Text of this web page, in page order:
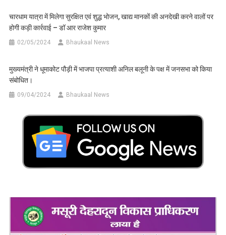
चारधाम यात्रा में मिलेगा सुरक्षित एवं शुद्ध भोजन, खाद्य मानकों की अनदेखी करने वालों पर
होगी कड़ी कार्रवाई – डॉ आर राजेश कुमार
02/05/2024 Bhaukaal News
मुख्यमंत्री ने धूमाकोट पौड़ी में भाजपा प्रत्याशी अनिल बलूनी के पक्ष में जनसभा को किया
संबोधित।
09/04/2024 Bhaukaal News